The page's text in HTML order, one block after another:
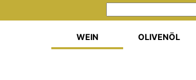
WEIN OLIVENÖL